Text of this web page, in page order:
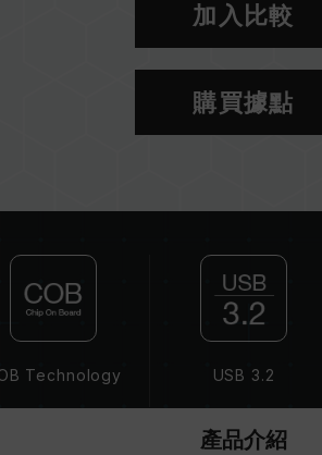
加入比較
購買據點
Technology USB 3.2
產品介紹